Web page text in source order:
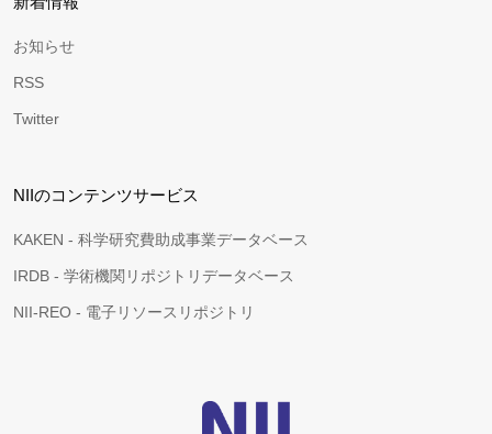
お知らせ
RSS
Twitter
NIIのコンテンツサービス
KAKEN - 科学研究費助成事業データベース
IRDB - 学術機関リポジトリデータベース
NII-REO - 電子リソースリポジトリ